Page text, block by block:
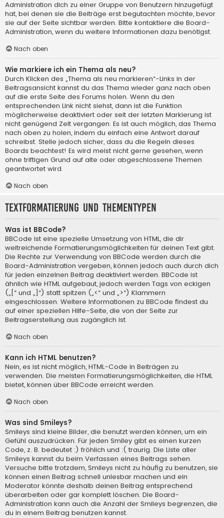
Administration dich zu einer Gruppe von Benutzern hinzugefügt
hat, bei denen sie die Beiträge erst begutachten möchte, bevor
sie auf der Seite sichtbar werden. Bitte kontaktiere die Board-
Administration, wenn du weitere Informationen dazu benötigst.
Nach oben
Wie markiere ich ein Thema als neu?
Durch Klicken des „Thema als neu markieren“-Links in der
Beitragsansicht kannst du das Thema wieder ganz nach oben
auf die erste Seite des Forums holen. Wenn du den
entsprechenden Link nicht siehst, dann ist die Funktion
möglicherweise deaktiviert oder seit der letzten Markierung ist
nicht genügend Zeit vergangen. Es ist auch möglich, das Thema
nach oben zu holen, indem du einfach eine Antwort darauf
schreibst. Stelle jedoch sicher, dass du die Regeln dieses
Boards beachtest! Es wird meist nicht gerne gesehen, wenn
ohne triftigen Grund auf alte oder abgeschlossene Themen
geantwortet wird.
Nach oben
Textformatierung und Thementypen
Was ist BBCode?
BBCode ist eine spezielle Umsetzung von HTML, die dir
weitreichende Formatierungsmöglichkeiten für deinen Text gibt.
Die Rechte zur Verwendung von BBCode werden durch die
Board-Administration vergeben, können jedoch auch durch dich
für jeden einzelnen Beitrag deaktiviert werden. BBCode ist
ähnlich wie HTML aufgebaut, jedoch werden Tags von eckigen
(„[“ und „]“) statt spitzen („<“ und „>“) Klammern
eingeschlossen. Weitere Informationen zu BBCode findest du
auf einer speziellen Hilfe-Seite, die von der Seite zur
Beitragserstellung aus zugänglich ist.
Nach oben
Kann ich HTML benutzen?
Nein, es ist nicht möglich, HTML-Code in Beiträgen zu
verwenden. Die meisten Formatierungsmöglichkeiten, die HTML
bietet, können über BBCode erreicht werden.
Nach oben
Was sind Smileys?
Smileys sind kleine Bilder, die benutzt werden können, um ein
Gefühl auszudrücken. Für jeden Smiley gibt es einen kurzen
Code, z. B. bedeutet :) fröhlich und :( traurig. Die Liste aller
Smileys kannst du beim Verfassen eines Beitrags sehen.
Versuche bitte trotzdem, Smileys nicht zu häufig zu benutzen, sie
können einen Beitrag schnell unlesbar machen und ein
Moderator könnte deshalb deinen Beitrag entsprechend
überarbeiten oder gar komplett löschen. Die Board-
Administration kann auch die Anzahl der Smileys begrenzen, die
du in einem Beitrag benutzen kannst.